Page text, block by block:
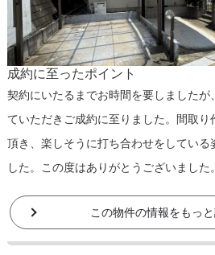
成約に至ったポイント
契約にいたるまでお時間を要しましたが
ていただきご成約に至りました。間取
頂き、楽しそうに打ち合わせをしている
した。この度はありがとうございました。
この物件の情報をもっ